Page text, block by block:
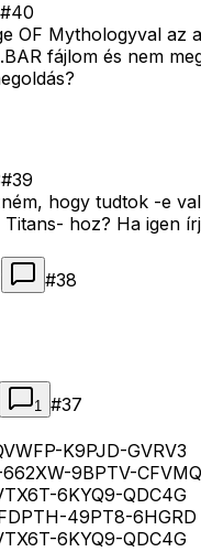
#40
OF Mythologyval az
fájlom és nem
#39
hogy tudtok -e
hoz? Ha igen
#38
1 #37
K9PJD-GVRV3
9BPTV-CFVMQ
6KYQ9-QDC4G
49PT8-6HGRD
6KYQ9-QDC4G